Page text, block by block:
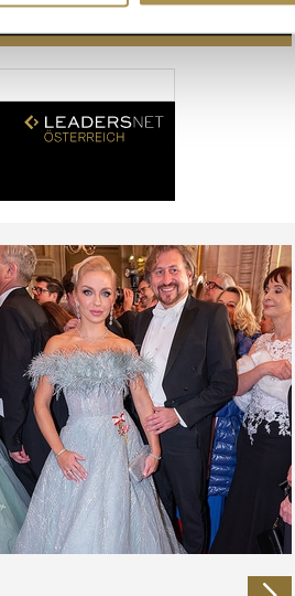
Funktionen für soziale Medien
weiter. Unsere Partner führen
haben oder die sie im